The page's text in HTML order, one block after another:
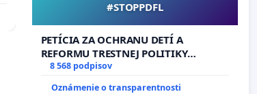
#STOPPDFL
PETÍCIA ZA OCHRANU DETÍ A
REFORMU TRESTNEJ POLITIKY
#STOPPDFL
8 568 podpisov
Oznámenie o transparentnosti